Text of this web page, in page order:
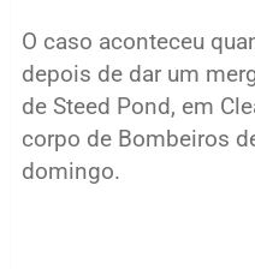
O caso aconteceu
depois de dar um
de Steed Pond, em
corpo de Bombeiros
domingo.